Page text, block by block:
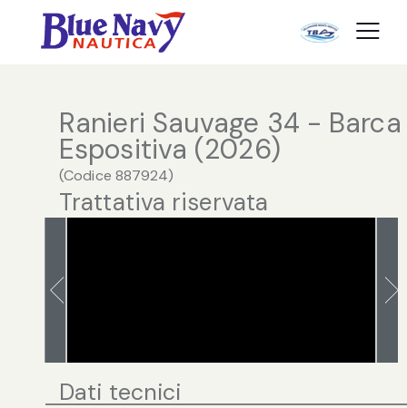
Ranieri Sauvage 34 - Barca
Espositiva (2026)
(Codice 887924)
Trattativa riservata
Dati tecnici